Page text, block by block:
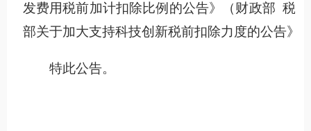
发费用税前加计扣除比例的公告》（财政部 税
部关于加大支持科技创新税前扣除力度的公告
特此公告。